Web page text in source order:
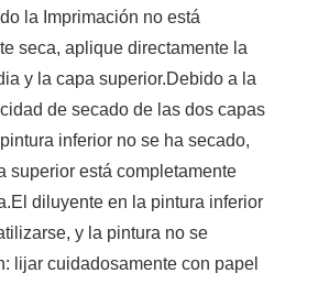
la Imprimación no está
seca, aplique directamente la
y la capa superior.Debido a la
de secado de las dos capas
inferior no se ha secado,
superior está completamente
diluyente en la pintura inferior
y la pintura no se
lijar cuidadosamente con papel